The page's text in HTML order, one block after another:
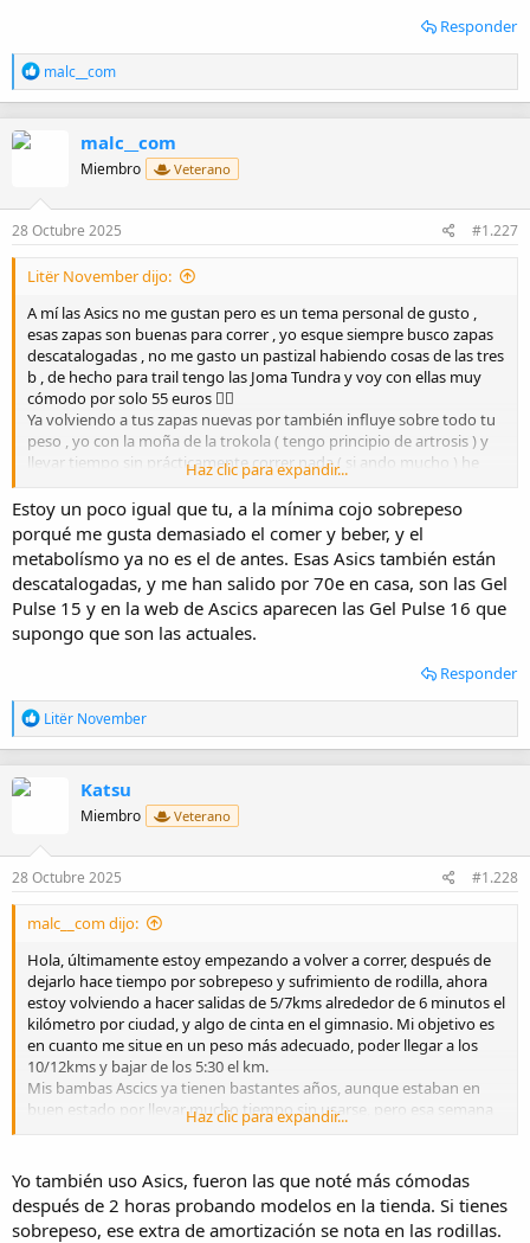
Responder
R
e
a
n
s
malc__com
malc__com
Miembro Veterano
28 Octubre 2025 #1.227
Litër November dijo:
A mí las Asics no me gustan pero es un tema personal de gusto ,
esas zapas son buenas para correr , yo esque siempre busco zapas
descatalogadas , no me gasto un pastizal habiendo cosas de las tres
b , de hecho para trail tengo las Joma Tundra y voy con ellas muy
cómodo por solo 55 euros 👌🏼
Ya volviendo a tus zapas nuevas por también influye sobre todo tu
peso , yo con la moña de la trokola ( tengo principio de artrosis ) y
llevar tiempo sin prácticamente correr nada ( si ando mucho ) he
puesto casi diez kilos más , estaba en 80 y ahora sobre los 90 y me
está costando mucho bajarlos , también hay que decir que me
gusta mucho la wuasi rociera y así es imposible 😄😄
Venga animo y a trotar se ha dicho 👌🏼💪🏼💪🏼💪🏼
Haz clic para expandir...
Estoy un poco igual que tu, a la mínima cojo sobrepeso
porqué me gusta demasiado el comer y beber, y el
metabolísmo ya no es el de antes. Esas Asics también están
descatalogadas, y me han salido por 70e en casa, son las Gel
Pulse 15 y en la web de Ascics aparecen las Gel Pulse 16 que
supongo que son las actuales.
Responder
R
e
a
n
s
Litër November
Katsu
Miembro Veterano
28 Octubre 2025 #1.228
malc__com dijo:
Hola, últimamente estoy empezando a volver a correr, después de
dejarlo hace tiempo por sobrepeso y sufrimiento de rodilla, ahora
estoy volviendo a hacer salidas de 5/7kms alrededor de 6 minutos el
kilómetro por ciudad, y algo de cinta en el gimnasio. Mi objetivo es
en cuanto me situe en un peso más adecuado, poder llegar a los
10/12kms y bajar de los 5:30 el km.
Mis bambas Ascics ya tienen bastantes años, aunque estaban en
buen estado por llevar mucho tiempo sin usarse, pero esa semana
se me despegó la suela. La he reparado, pero ya me he pedido unas
calidad precio, y porqué siempre he corrido con Ascics, me he
acabado comprando unas Ascics Gel-Pulse 15 ¿que os parecen?
Haz clic para expandir...
Yo también uso Asics, fueron las que noté más cómodas
después de 2 horas probando modelos en la tienda. Si tienes
sobrepeso, ese extra de amortización se nota en las rodillas.